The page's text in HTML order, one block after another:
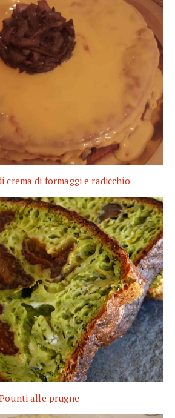
crema di formaggi e radicchio
Pounti alle prugne